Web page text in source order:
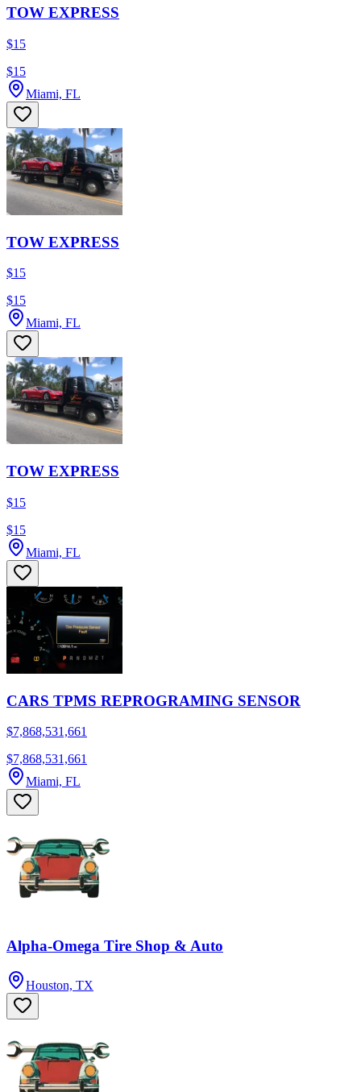
TOW EXPRESS
$15
$15
Miami, FL
TOW EXPRESS
$15
$15
Miami, FL
TOW EXPRESS
$15
$15
Miami, FL
CARS TPMS REPROGRAMING SENSOR
$7,868,531,661
$7,868,531,661
Miami, FL
Alpha-Omega Tire Shop & Auto
Houston, TX